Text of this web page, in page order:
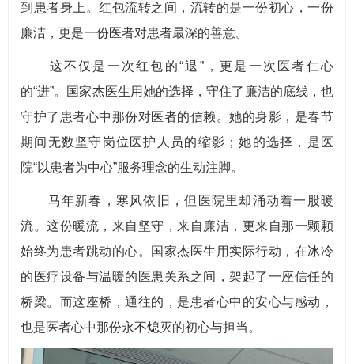
到患者身上。红包流转之间，流转的是一份初心，一份
廉洁，更是一份医者对患者最深的善意。
这不仅是一次红包的“退”，更是一次医者仁心
的“进”。国家杰医生用她的选择，守住了廉洁的底线，也
守护了患者心中那份对医者的信赖。她的身影，是春节
期间无数坚守岗位医护人员的缩影；她的选择，是医
院“以患者为中心”服务理念的生动注脚。
马年新春，寒风依旧，但医院里却涌动着一股暖
流。这份暖流，来自坚守，来自廉洁，更来自那一颗颗
始终为患者跳动的心。国家杰医生用实际行动，在冰冷
的医疗设备与温暖的医患关系之间，架起了一座信任的
桥梁。而这座桥，通往的，是患者心中的安心与感动，
也是医者心中那份永不熄灭的初心与担当。